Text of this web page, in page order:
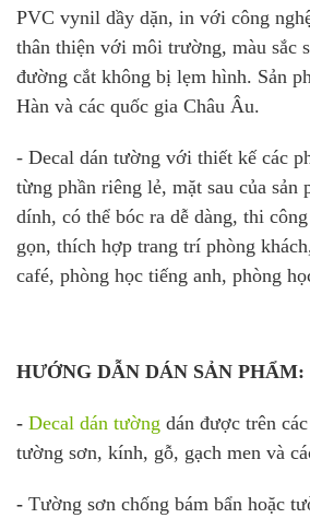
PVC vynil dầy dặn, in với công
thân thiện với môi trường, màu sắc
đường cắt không bị lẹm hình. Sản
Hàn và các quốc gia Châu Âu.
- Decal dán tường với thiết kế các
từng phần riêng lẻ, mặt sau của sản
dính, có thể bóc ra dễ dàng, thi
gọn, thích hợp trang trí phòng
café, phòng học tiếng anh, phòng
HƯỚNG DẪN DÁN SẢN PHẨM:
- Decal dán tường dán được trên
tường sơn, kính, gỗ, gạch men và
- Tường sơn chống bám bẩn hoặc